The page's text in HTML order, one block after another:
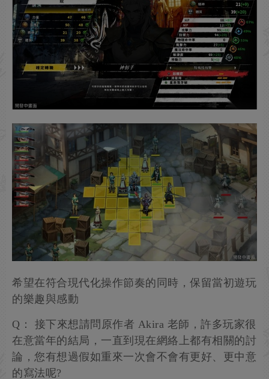
希望在符合現代化操作節奏的同時，保留當初遊玩
的樂趣與感動
Q： 接下來想請問原作者 Akira 老師，許多玩家很
在意當年的結局，一直到現在網絡上都有相關的討
論，您有想過假如重來一次會不會有更好、更中意
的寫法呢?